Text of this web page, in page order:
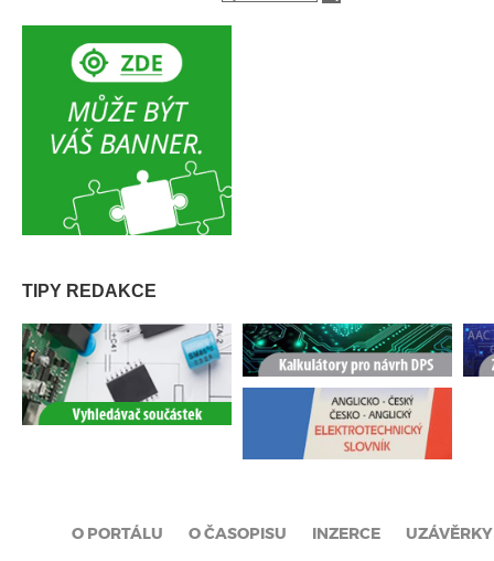
TIPY REDAKCE
O PORTÁLU O ČASOPISU INZERCE UZÁVĚRKY